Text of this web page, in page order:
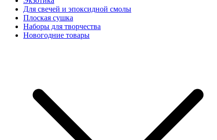
Для свечей и эпоксидной смолы
Плоская сушка
Наборы для творчества
Новогодние товары